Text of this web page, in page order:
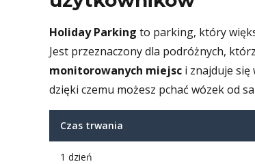
Holiday Parking to parking, który
Jest przeznaczony dla podróżnych,
monitorowanych miejsc i znajduje się
dzięki czemu możesz pchać wózek od
Czas trwania
1 dzień